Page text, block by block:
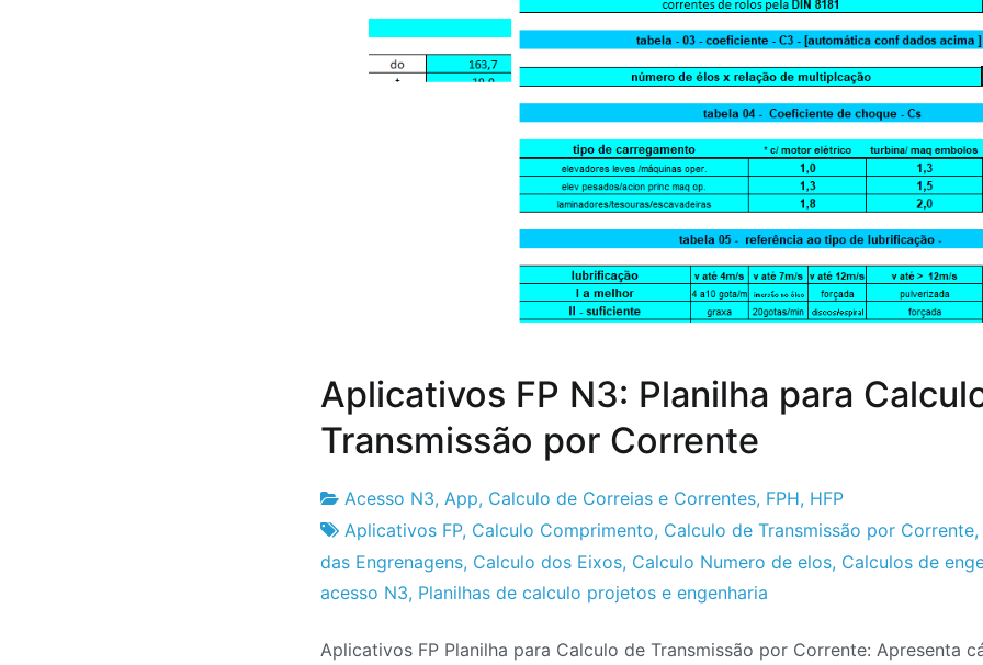
Aplicativos FP N3: Planilha para
Transmissão por Corrente
Fabrica
do
Projeto
2
de
Julho
2020
Acesso N3, App, Calculo de Correias e Correntes, FPH, HFP
Aplicativos FP, Calculo Comprimento, Calculo de Transmissão por Corrente,
das Engrenagens, Calculo dos Eixos, Calculo Numero de elos, Calculos de
acesso N3, Planilhas de calculo projetos e engenharia
Aplicativos FP Planilha para Calculo de Transmissão por Corrente: Apresenta